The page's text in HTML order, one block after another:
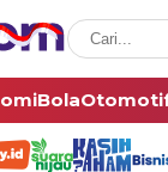
Bola